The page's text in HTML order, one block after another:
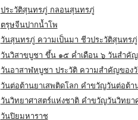
ประวัติสุนทรภู่ กลอนสุนทรภู่
ตรุษจีนปากน้ำโพ
วันสุนทรภู่ ความเป็นมา ชีวประวัติสุนทรภู่
วันวิสาขบูชา ขึ้น ๑๕ ค่ำเดือน ๖ วันสำคัญ
วันอาสาฬหบูชา ประวัติ ความสําคัญของวั
วันต่อต้านยาเสพติดโลก คำขวัญวันต่อต้าน
วันวิทยาศาสตร์แห่งชาติ คำขวัญวันวิทยาศ
วันปิยมหาราช